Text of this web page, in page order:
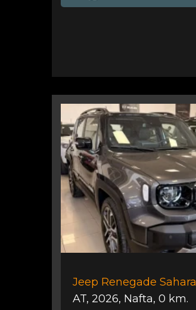
Jeep Renegade Sahara
AT, 2026, Nafta, 0 km.